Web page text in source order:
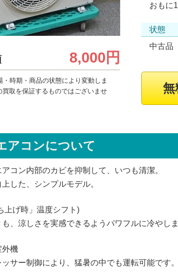
8,000円
時期・商品の状態により変動しま
買取を保証するものではございませ
おもに
状態
中古品
無
アコンについて
コン内部のカビを抑制して、いつも清潔。
した、シンプルモデル。
上げ時」温度シフト)
、涼しさを実感できるようパワフルに冷やしま
外機
サー制御により、猛暑の中でも運転可能です。